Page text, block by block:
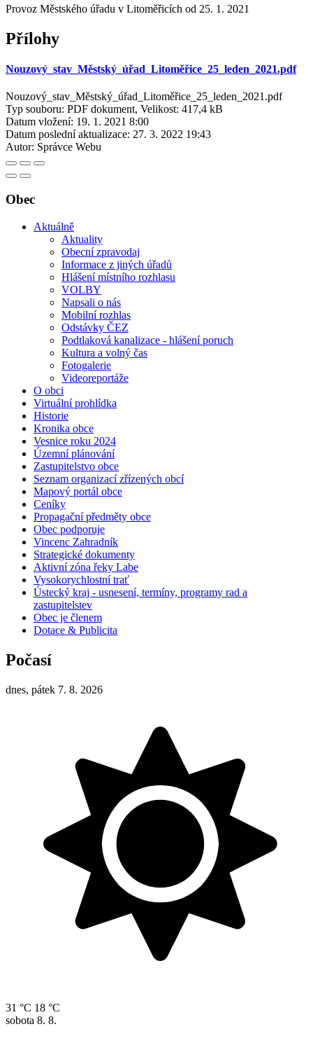
Provoz Městského úřadu v Litoměřicích od 25. 1. 2021
Přílohy
Nouzový_stav_Městský_úřad_Litoměřice_25_leden_2021.pdf
Nouzový_stav_Městský_úřad_Litoměřice_25_leden_2021.pdf
Typ souboru: PDF dokument, Velikost: 417,4 kB
Datum vložení: 19. 1. 2021 8:00
Datum poslední aktualizace: 27. 3. 2022 19:43
Autor: Správce Webu
Obec
Aktuálně
Aktuality
Obecní zpravodaj
Informace z jiných úřadů
Hlášení místního rozhlasu
VOLBY
Napsali o nás
Mobilní rozhlas
Odstávky ČEZ
Podtlaková kanalizace - hlášení poruch
Kultura a volný čas
Fotogalerie
Videoreportáže
O obci
Virtuální prohlídka
Historie
Kronika obce
Vesnice roku 2024
Územní plánování
Zastupitelstvo obce
Seznam organizací zřízených obcí
Mapový portál obce
Ceníky
Propagační předměty obce
Obec podporuje
Vincenc Zahradník
Strategické dokumenty
Aktivní zóna řeky Labe
Vysokorychlostní trať
Ústecký kraj - usnesení, termíny, programy rad a
zastupitelstev
Obec je členem
Dotace & Publicita
Počasí
dnes, pátek 7. 8. 2026
31 °C 18 °C
sobota 8. 8.